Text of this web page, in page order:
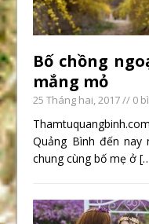
Bố chồng
mắng mỏ
25 Tháng hai, 2017// 0
Quảng Bình đến
chung cùng bố mẹ ở